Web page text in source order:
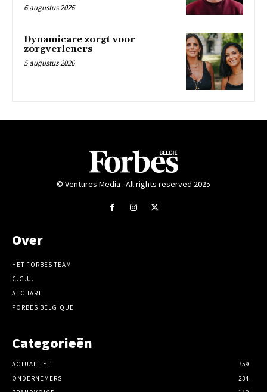
6 augustus 2026
Dynamicare zorgt voor
zorgverleners
5 augustus 2026
© Ventures Media . All rights reserved 2025
Over
HET FORBES TEAM
C.G.U.
AI CHART
FORBES BELGIQUE
Categorieën
ACTUALITEIT
759
ONDERNEMERS
234